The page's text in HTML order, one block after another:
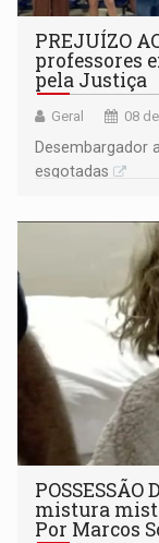
PREJUÍZO
professores
pela Justiça
Geral 08
Desembargador
esgotadas
POSSESSÃO
mistura
Por Marcos